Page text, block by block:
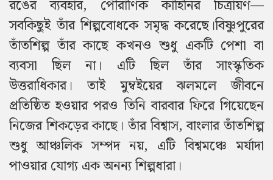
রঙের ব্যবহার, পৌরাণিক কাহিনির চিত্রায়ণ—
সবকিছুই তাঁর শিল্পবোধকে সমৃদ্ধ করেছে।বিষ্ণুপুরের
তাঁতশিল্প তাঁর কাছে কখনও শুধু একটি পেশা বা
ব্যবসা ছিল না। এটি ছিল তাঁর সাংস্কৃতিক
উত্তরাধিকার। তাই মুম্বইয়ের ঝলমলে জীবনে
প্রতিষ্ঠিত হওয়ার পরও তিনি বারবার ফিরে গিয়েছেন
নিজের শিকড়ের কাছে। তাঁর বিশ্বাস, বাংলার তাঁতশিল্প
শুধু আঞ্চলিক সম্পদ নয়, এটি বিশ্বমঞ্চে মর্যাদা
পাওয়ার যোগ্য এক অনন্য শিল্পধারা।